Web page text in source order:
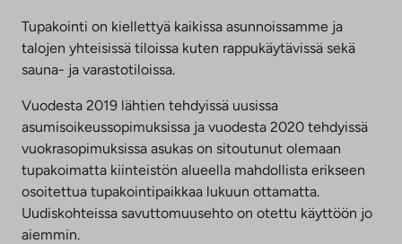
Tupakointi on kiellettyä kaikissa asunnoissamme ja
talojen yhteisissä tiloissa kuten rappukäytävissä sekä
sauna- ja varastotiloissa.
Vuodesta 2019 lähtien tehdyissä uusissa
asumisoikeussopimuksissa ja vuodesta 2020 tehdyissä
vuokrasopimuksissa asukas on sitoutunut olemaan
tupakoimatta kiinteistön alueella mahdollista erikseen
osoitettua tupakointipaikkaa lukuun ottamatta.
Uudiskohteissa savuttomuusehto on otettu käyttöön jo
aiemmin.